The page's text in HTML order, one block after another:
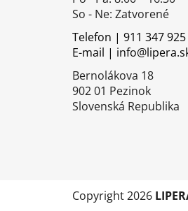
So - Ne: Zatvorené
Telefon | 911 347 925
E-mail |
Bernolákova 18
902 01 Pezinok
Slovenská Republika
Copyright 2026